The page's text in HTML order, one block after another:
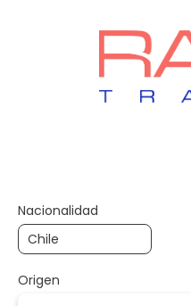
Nacionalidad
Origen